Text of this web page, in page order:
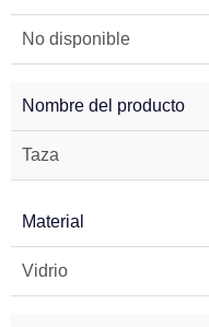
No disponible
Nombre del producto
Taza
Material
Vidrio